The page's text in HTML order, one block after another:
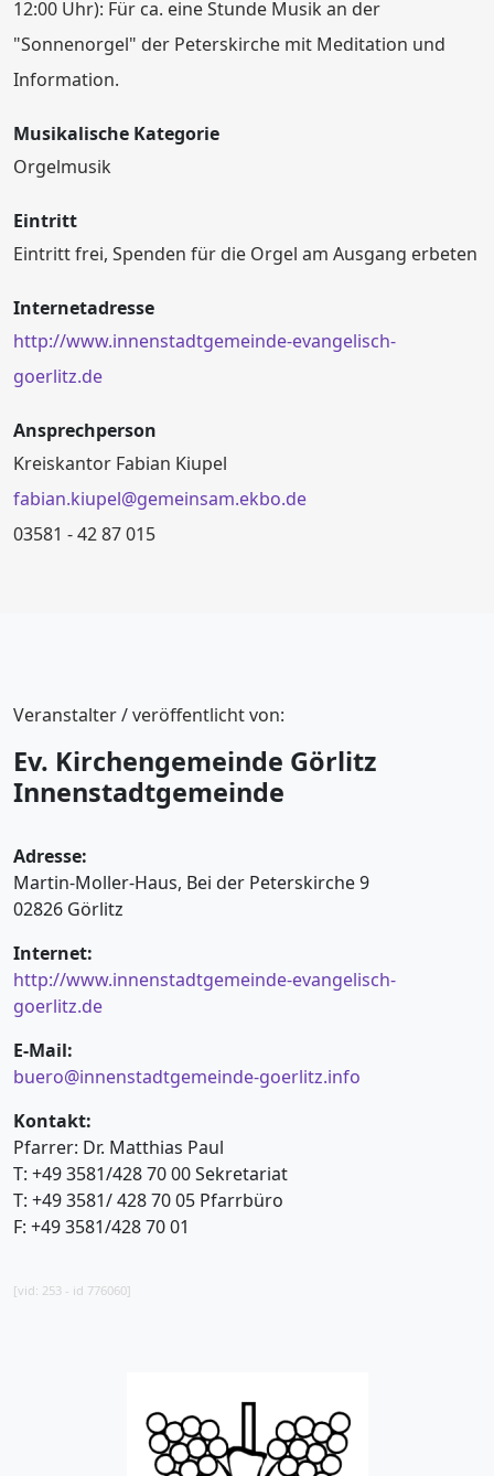
12:00 Uhr): Für ca. eine Stunde Musik an der
"Sonnenorgel" der Peterskirche mit Meditation und
Information.
Musikalische Kategorie
Orgelmusik
Eintritt
Eintritt frei, Spenden für die Orgel am Ausgang erbeten
Internetadresse
http://www.innenstadtgemeinde-evangelisch-
goerlitz.de
Ansprechperson
Kreiskantor Fabian Kiupel
fabian.kiupel@gemeinsam.ekbo.de
03581 - 42 87 015
Veranstalter / veröffentlicht von:
Ev. Kirchengemeinde Görlitz
Innenstadtgemeinde
Adresse:
Martin-Moller-Haus, Bei der Peterskirche 9
02826 Görlitz
Internet:
http://www.innenstadtgemeinde-evangelisch-
goerlitz.de
E-Mail:
buero@innenstadtgemeinde-goerlitz.info
Kontakt:
Pfarrer: Dr. Matthias Paul
T: +49 3581/428 70 00 Sekretariat
T: +49 3581/ 428 70 05 Pfarrbüro
F: +49 3581/428 70 01
[vid: 253 - id 776060]